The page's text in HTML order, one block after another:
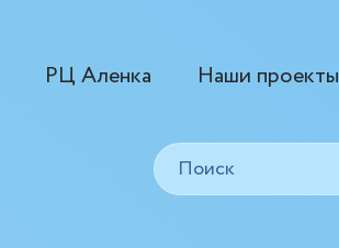
РЦ Аленка Наши проекты